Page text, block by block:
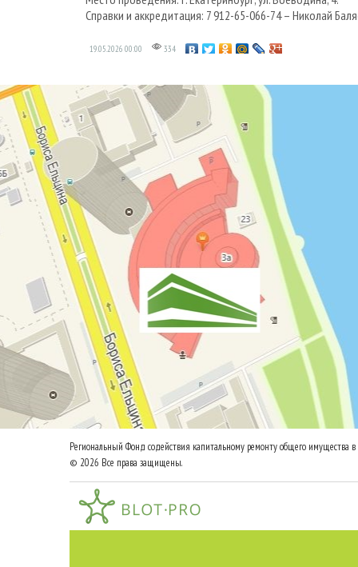
Справки и аккредитация: 7 912-65-066-74 – Николай
19.05.2026 00:00 334
Региональный Фонд содействия капитальному ремонту общего имущества
© 2026 Все права защищены.